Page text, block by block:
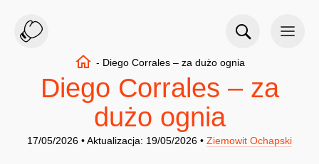
- Diego Corrales – za dużo ognia
Diego Corrales – za
dużo ognia
17/05/2026 • Aktualizacja: 19/05/2026 • Ziemowit Ochapski